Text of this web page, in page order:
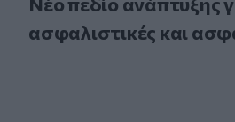
ασφαλιστικές και